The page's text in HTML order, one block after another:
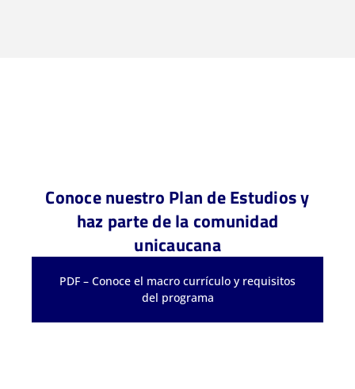
Conoce nuestro Plan de Estudios y
haz parte de la comunidad
unicaucana
PDF – Conoce el macro currículo y requisitos
del programa